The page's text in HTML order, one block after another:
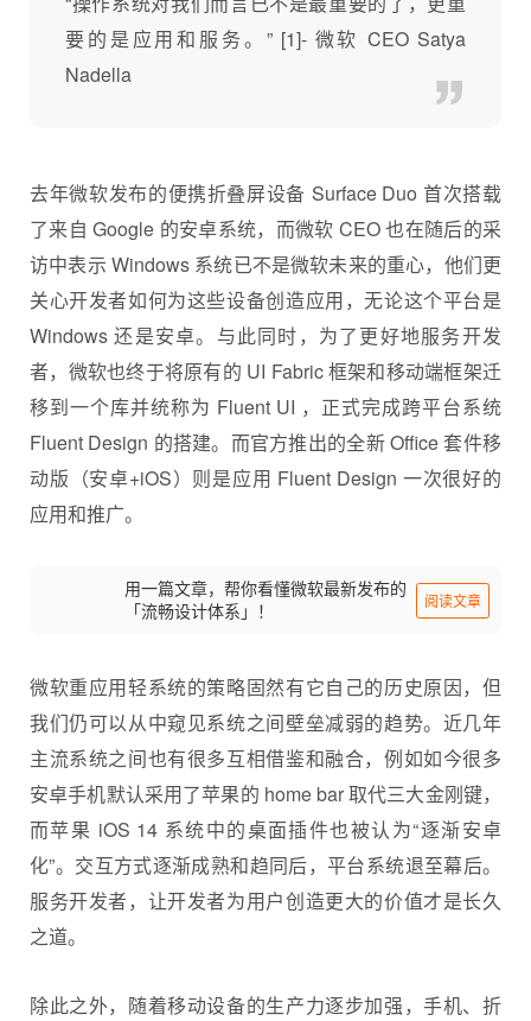
要的是应用和服务。” [1]- 微软 CEO Satya
Nadella
去年微软发布的便携折叠屏设备 Surface Duo 首次搭载
了来自 Google 的安卓系统，而微软 CEO 也在随后的采
访中表示 Windows 系统已不是微软未来的重心，他们更
关心开发者如何为这些设备创造应用，无论这个平台是
Windows 还是安卓。与此同时，为了更好地服务开发
者，微软也终于将原有的 UI Fabric 框架和移动端框架迁
移到一个库并统称为 Fluent UI ，正式完成跨平台系统
Fluent Design 的搭建。而官方推出的全新 Office 套件移
动版（安卓+iOS）则是应用 Fluent Design 一次很好的
应用和推广。
用一篇文章，帮你看懂微软最新发布的
「流畅设计体系」！
阅读文章
微软重应用轻系统的策略固然有它自己的历史原因，但
我们仍可以从中窥见系统之间壁垒减弱的趋势。近几年
主流系统之间也有很多互相借鉴和融合，例如如今很多
安卓手机默认采用了苹果的 home bar 取代三大金刚键，
而苹果 iOS 14 系统中的桌面插件也被认为“逐渐安卓
化”。交互方式逐渐成熟和趋同后，平台系统退至幕后。
服务开发者，让开发者为用户创造更大的价值才是长久
之道。
除此之外，随着移动设备的生产力逐步加强，手机、折